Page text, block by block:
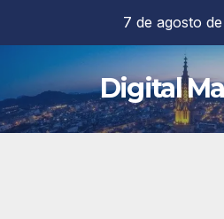
contenido
7 de agosto
Digital